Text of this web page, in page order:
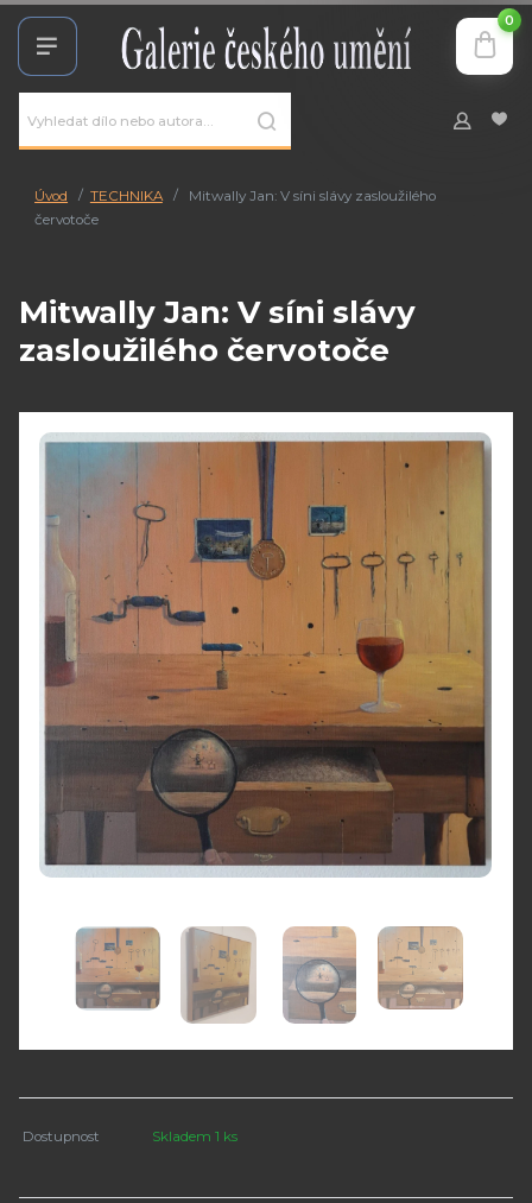
0
Úvod TECHNIKA
Mitwally Jan: V síni slávy zasloužilého
červotoče
Mitwally Jan: V síni slávy
zasloužilého červotoče
Dostupnost Skladem 1 ks